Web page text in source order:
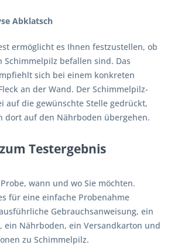
Abklatsch
ermöglicht es Ihnen festzustellen, ob
Schimmelpilz befallen sind. Das
sich bei einem konkreten
an der Wand. Der Schimmelpilz-
auf die gewünschte Stelle gedrückt,
dort auf den Nährboden übergehen.
Testergebnis
wann und wo Sie möchten.
für eine einfache Probenahme
Gebrauchsanweisung, ein
ein Nährboden, ein Versandkarton und
zu Schimmelpilz.